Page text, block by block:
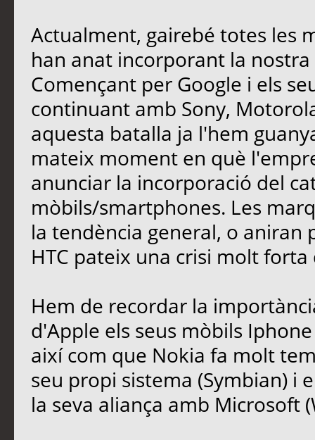
Actualment, gairebé totes les
han anat incorporant la
Començant per Google i els
continuant amb Sony,
aquesta batalla ja l'hem
mateix moment en què
anunciar la incorporació del
mòbils/smartphones. Les
la tendència general, o aniran
HTC pateix una crisi molt
Hem de recordar la
d'Apple els seus mòbils
així com que Nokia fa molt
seu propi sistema (Symbian) i
la seva aliança amb Microsoft